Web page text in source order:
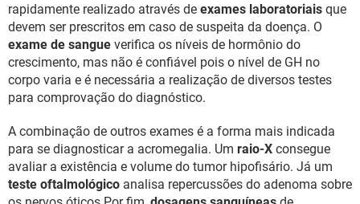
rapidamente realizado através de exames laboratoriais que
devem ser prescritos em caso de suspeita da doença. O
exame de sangue verifica os níveis de hormônio do
crescimento, mas não é confiável pois o nível de GH no
corpo varia e é necessária a realização de diversos testes
para comprovação do diagnóstico.
A combinação de outros exames é a forma mais indicada
para se diagnosticar a acromegalia. Um raio-X consegue
avaliar a existência e volume do tumor hipofisário. Já um
teste oftalmológico analisa repercussões do adenoma sobre